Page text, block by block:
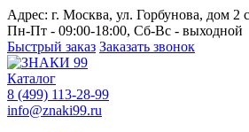
Адрес: г. Москва, ул. Горбунова, дом 2
Пн-Пт - 09:00-18:00, Сб-Вс - выходной
Быстрый заказ Заказать звонок
Каталог
8 (499) 113-28-99
info@znaki99.ru